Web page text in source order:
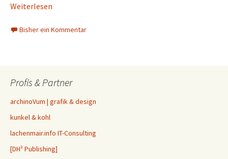
Weiterlesen
Bisher ein Kommentar
Profis & Partner
archinoVum | grafik & design
kunkel & kohl
lachenmair.info IT-Consulting
[DH² Publishing]